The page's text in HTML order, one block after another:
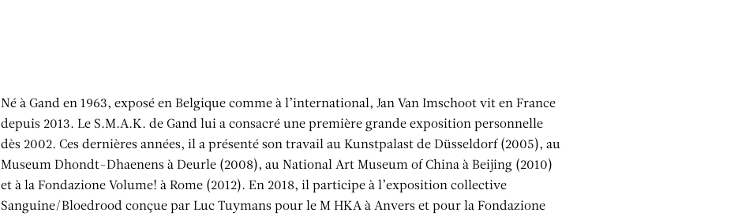
Né à Gand en 1963, exposé en Belgique comme à l’international, Jan Van Imschoot vit en France
depuis 2013. Le S.M.A.K. de Gand lui a consacré une première grande exposition personnelle
dès 2002. Ces dernières années, il a présenté son travail au Kunstpalast de Düsseldorf (2005), au
Museum Dhondt-Dhaenens à Deurle (2008), au National Art Museum of China à Beijing (2010)
et à la Fondazione Volume! à Rome (2012). En 2018, il participe à l’exposition collective
Sanguine/Bloedrood conçue par Luc Tuymans pour le M HKA à Anvers et pour la Fondazione